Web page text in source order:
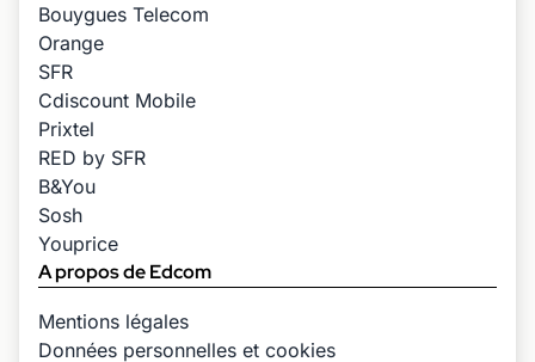
Bouygues Telecom
Orange
SFR
Cdiscount Mobile
Prixtel
RED by SFR
B&You
Sosh
Youprice
A propos de Edcom
Mentions légales
Données personnelles et cookies